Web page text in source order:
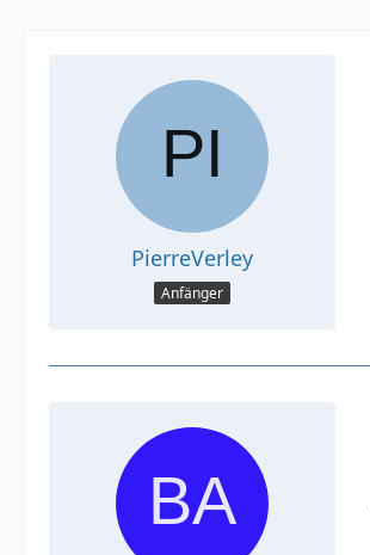
PierreVerley
Anfänger